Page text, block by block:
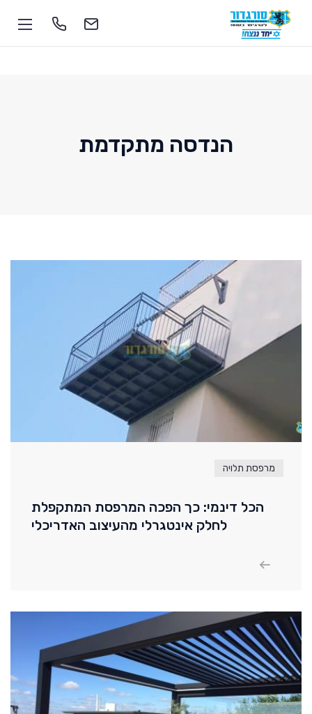
הנדסה מתקדמת
מרפסת תלויה
הכל דינמי: כך הפכה המרפסת המתקפלת
לחלק אינטגרלי מהעיצוב האדריכלי